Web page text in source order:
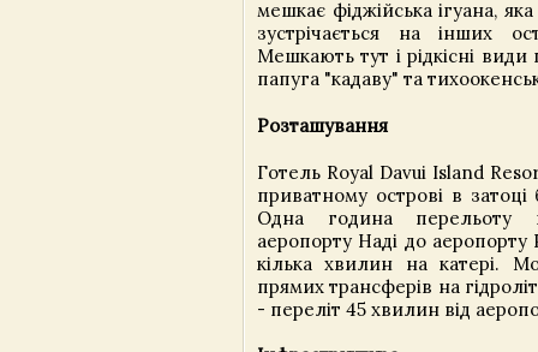
мешкає фіджійська ігуана,
зустрічається на інших
Мешкають тут і рідкісні види
папуга "кадаву" та
Розташування
Готель Royal Davui Island
приватному острові в затоці
Одна година перельоту
аеропорту Наді до аеропорту
кілька хвилин на катері.
прямих трансферів на
- переліт 45 хвилин від